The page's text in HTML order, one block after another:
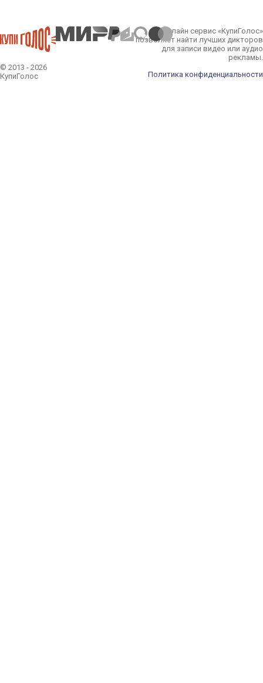
© 2013 - 2026
КупиГолос
Онлайн сервис «КупиГолос»
позволяет найти лучших дикторов
для записи видео или аудио
рекламы.
Политика конфиденциальности